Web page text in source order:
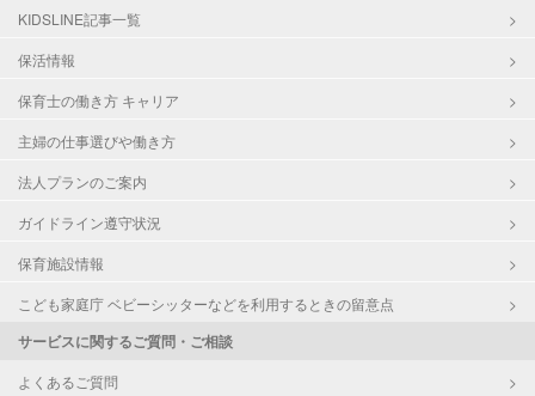
KIDSLINE記事一覧
保活情報
保育士の働き方 キャリア
主婦の仕事選びや働き方
法人プランのご案内
ガイドライン遵守状況
保育施設情報
こども家庭庁 ベビーシッターなどを利用するときの留意点
サービスに関するご質問・ご相談
よくあるご質問